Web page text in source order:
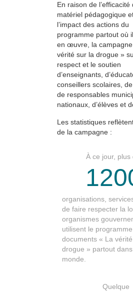
En raison de l’efficacité
matériel pédagogique
l’impact des actions du
programme partout où
en œuvre, la
vérité sur la drogue »
respect et le soutien
d’enseignants,
conseillers scolaires,
de responsables
nationaux, d’élèves et
Les statistiques
de la campagne :
À ce jour, plus
organisations,
de faire respecter la
organismes
utilisent le
documents « La
drogue » partout
monde.
Quelque